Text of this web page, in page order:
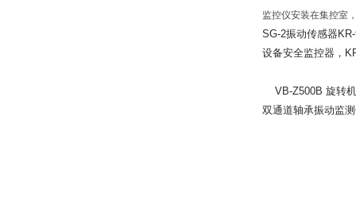
监控仪安装在集控室
SG-2振动传感器
设备安全监控器，
VB-Z500B 旋转
双通道轴承振动监